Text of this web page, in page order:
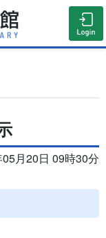
月20日 09時30分